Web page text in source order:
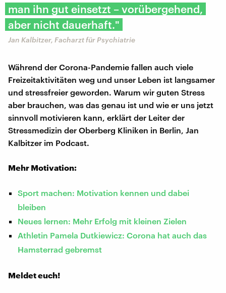
man ihn gut einsetzt – vorübergehend,
aber nicht dauerhaft."
Jan Kalbitzer, Facharzt für Psychiatrie
Während der Corona-Pandemie fallen auch viele
Freizeitaktivitäten weg und unser Leben ist langsamer
und stressfreier geworden. Warum wir guten Stress
aber brauchen, was das genau ist und wie er uns jetzt
sinnvoll motivieren kann, erklärt der Leiter der
Stressmedizin der Oberberg Kliniken in Berlin, Jan
Kalbitzer im Podcast.
Mehr Motivation:
Sport machen: Motivation kennen und dabei
bleiben
Neues lernen: Mehr Erfolg mit kleinen Zielen
Athletin Pamela Dutkiewicz: Corona hat auch das
Hamsterrad gebremst
Meldet euch!